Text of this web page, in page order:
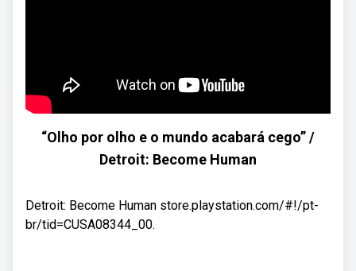
“Olho por olho e o mundo acabará cego” /
Detroit: Become Human
Detroit: Become Human store.playstation.com/#!/pt-
br/tid=CUSA08344_00.